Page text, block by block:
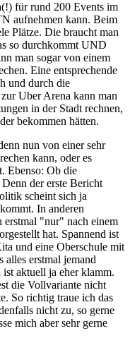
für rund 200 Events im
aufnehmen kann. Beim
Plätze. Die braucht man
so durchkommt UND
man sogar von einem
Eine entsprechende
und durch die
Uber Arena kann man
in der Stadt rechnen,
bekommen hätten.
nun von einer sehr
kann, oder es
Ebenso: Ob die
der erste Bericht
scheint sich ja
In anderen
erstmal "nur" nach einem
hat. Spannend ist
und eine Oberschule mit
alles erstmal jemand
aktuell ja eher klamm.
die Vollvariante nicht
So richtig traue ich das
nicht zu, so gerne
mich aber sehr gerne